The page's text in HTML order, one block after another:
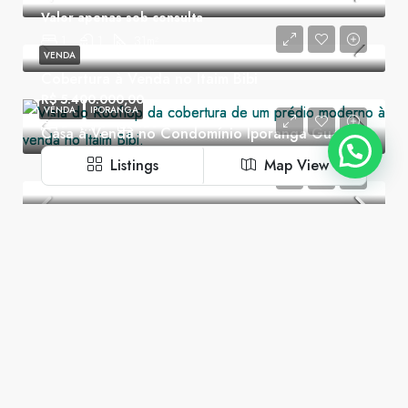
1
Valor apenas sob consulta
Cobertura à Venda no Itaim Bibi
2 3 120
R$ 5.400.000,00
VENDA
Casa à Venda no Condomínio Iporanga Guarujá
700
R$ 25.000.000,00
VENDA IPORANGA
Listings Map View